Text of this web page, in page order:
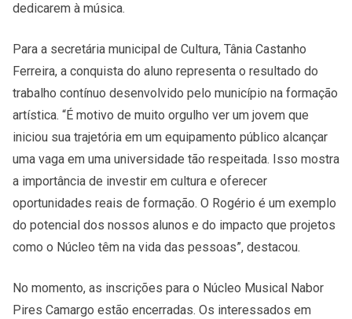
dedicarem à música.
Para a secretária municipal de Cultura, Tânia Castanho
Ferreira, a conquista do aluno representa o resultado do
trabalho contínuo desenvolvido pelo município na formação
artística. “É motivo de muito orgulho ver um jovem que
iniciou sua trajetória em um equipamento público alcançar
uma vaga em uma universidade tão respeitada. Isso mostra
a importância de investir em cultura e oferecer
oportunidades reais de formação. O Rogério é um exemplo
do potencial dos nossos alunos e do impacto que projetos
como o Núcleo têm na vida das pessoas”, destacou.
No momento, as inscrições para o Núcleo Musical Nabor
Pires Camargo estão encerradas. Os interessados em